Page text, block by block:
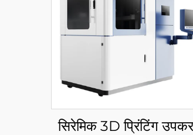
सिरेमिक 3D प्रिंटिंग